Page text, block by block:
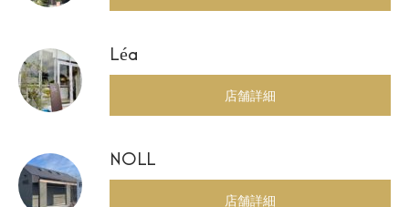
Léa
店舗詳細
NOLL
店舗詳細